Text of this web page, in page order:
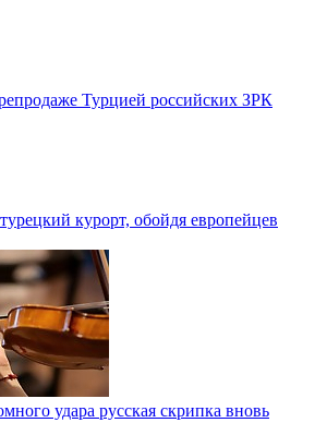
Турцией российских ЗРК
курорт, обойдя европейцев
удара русская скрипка вновь